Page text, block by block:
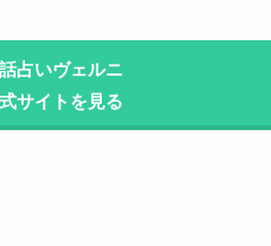
占いヴェルニ
サイトを見る